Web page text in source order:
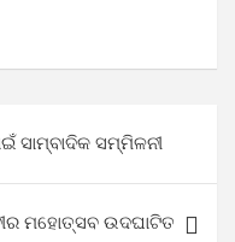
ସାମ୍ବାଦିକ ସମ୍ମିଳନୀ
ମହୋତ୍ସବ ଉଦଘାଟିତ